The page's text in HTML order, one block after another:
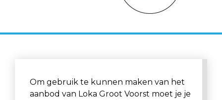
Om gebruik te kunnen maken van het
aanbod van Loka Groot Voorst moet je je